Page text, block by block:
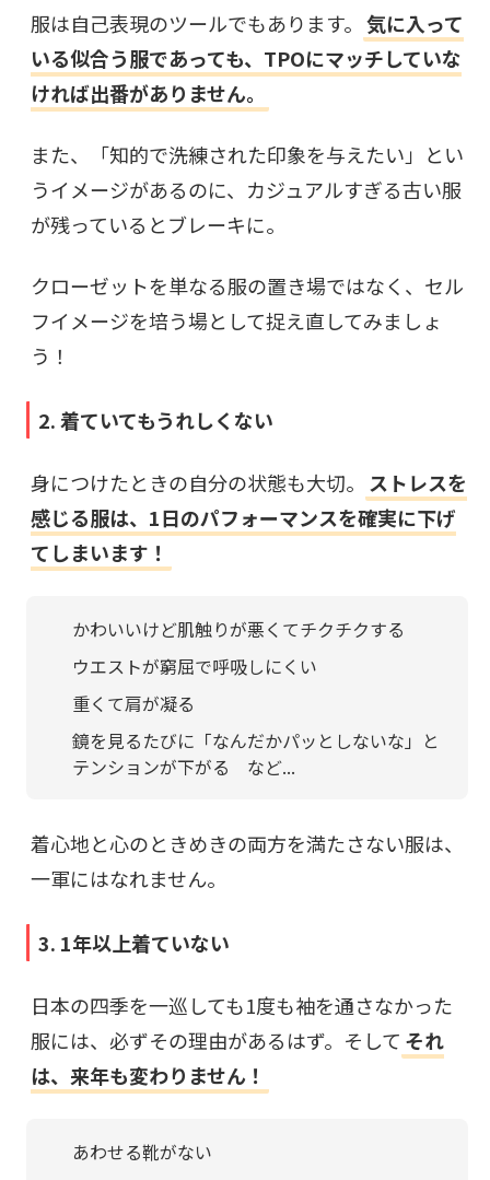
服は自己表現のツールでもあります。 気に入って
いる似合う服であっても、TPOにマッチしていな
ければ出番がありません。
また、「知的で洗練された印象を与えたい」とい
うイメージがあるのに、カジュアルすぎる古い服
が残っているとブレーキに。
クローゼットを単なる服の置き場ではなく、セル
フイメージを培う場として捉え直してみましょ
う！
2. 着ていてもうれしくない
身につけたときの自分の状態も大切。 ストレスを
感じる服は、1日のパフォーマンスを確実に下げ
てしまいます！
かわいいけど肌触りが悪くてチクチクする
ウエストが窮屈で呼吸しにくい
重くて肩が凝る
鏡を見るたびに「なんだかパッとしないな」と
テンションが下がる など...
着心地と心のときめきの両方を満たさない服は、
一軍にはなれません。
3. 1年以上着ていない
日本の四季を一巡しても1度も袖を通さなかった
服には、必ずその理由があるはず。そして それ
は、来年も変わりません！
あわせる靴がない